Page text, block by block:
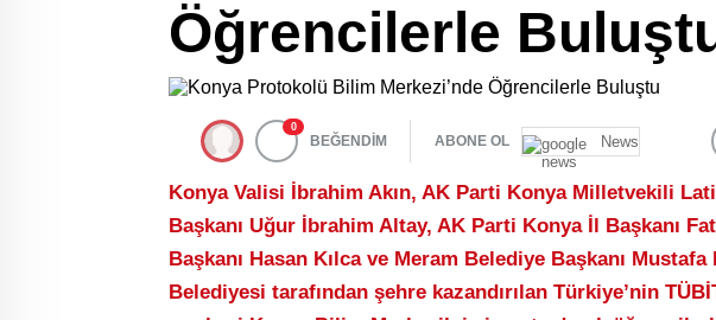
Öğrencilerle
0
BEĞENDİM ABONE OL News
Konya Valisi İbrahim Akın, AK Parti Konya Milletvekili
Başkanı Uğur İbrahim Altay, AK Parti Konya İl Başkanı
Başkanı Hasan Kılca ve Meram Belediye Başkanı
Belediyesi tarafından şehre kazandırılan Türkiye’nin